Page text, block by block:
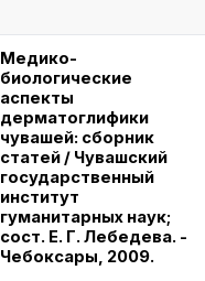
Медико-
биологические
аспекты
дерматоглифики
чувашей: сборник
статей / Чувашский
государственный
институт
гуманитарных наук;
сост. Е. Г. Лебедева. -
Чебоксары, 2009.